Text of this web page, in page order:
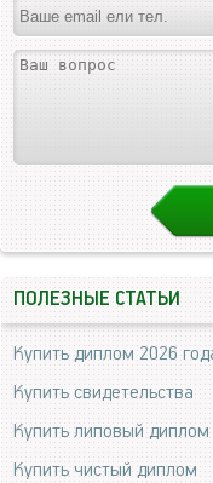
ПОЛЕЗНЫЕ СТАТЬИ
Купить диплом 2026
Купить свидетельства
Купить липовый диплом
Купить чистый диплом